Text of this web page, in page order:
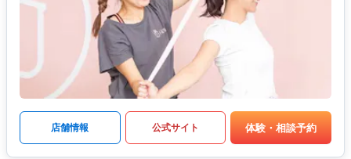
店舗情報 公式サイト 体験・相談予約